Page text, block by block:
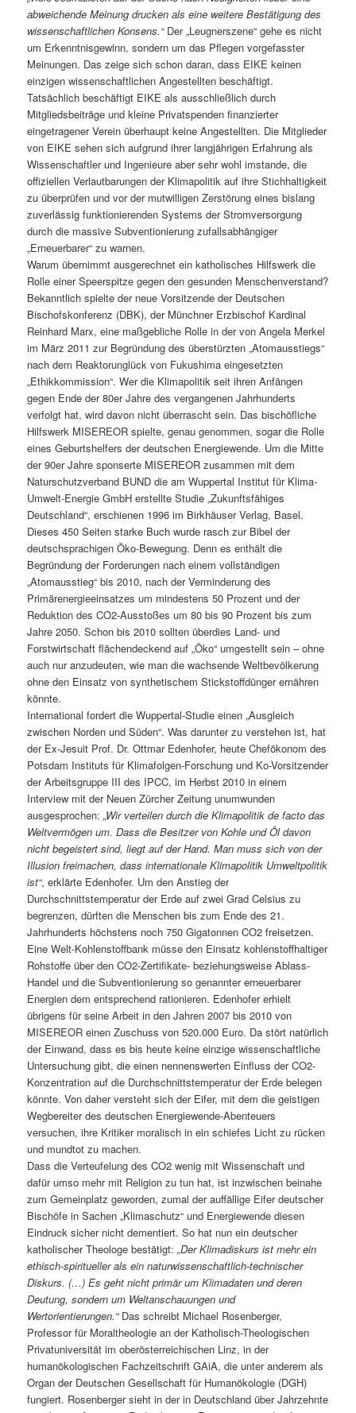
abweichende Meinung drucken als eine weitere Bestätigung des
wissenschaftlichen Konsens.“Der „Leugnerszene“ gehe es nicht
um Erkenntnisgewinn, sondern um das Pflegen vorgefasster
Meinungen. Das zeige sich schon daran, dass EIKE keinen
einzigen wissenschaftlichen Angestellten beschäftigt.
Tatsächlich beschäftigt EIKE als ausschließlich durch
Mitgliedsbeiträge und kleine Privatspenden finanzierter
eingetragener Verein überhaupt keine Angestellten. Die Mitglieder
von EIKE sehen sich aufgrund ihrer langjährigen Erfahrung als
Wissenschaftler und Ingenieure aber sehr wohl imstande, die
offiziellen Verlautbarungen der Klimapolitik auf ihre Stichhaltigkeit
zu überprüfen und vor der mutwilligen Zerstörung eines bislang
zuverlässig funktionierenden Systems der Stromversorgung
durch die massive Subventionierung zufallsabhängiger
„Erneuerbarer“ zu warnen.
Warum übernimmt ausgerechnet ein katholisches Hilfswerk die
Rolle einer Speerspitze gegen den gesunden Menschenverstand?
Bekanntlich spielte der neue Vorsitzende der Deutschen
Bischofskonferenz (DBK), der Münchner Erzbischof Kardinal
Reinhard Marx, eine maßgebliche Rolle in der von Angela Merkel
im März 2011 zur Begründung des überstürzten „Atomausstiegs“
nach dem Reaktorunglück von Fukushima eingesetzten
„Ethikkommission“. Wer die Klimapolitik seit ihren Anfängen
gegen Ende der 80er Jahre des vergangenen Jahrhunderts
verfolgt hat, wird davon nicht überrascht sein. Das bischöfliche
Hilfswerk MISEREOR spielte, genau genommen, sogar die Rolle
eines Geburtshelfers der deutschen Energiewende. Um die Mitte
der 90er Jahre sponserte MISEREOR zusammen mit dem
Naturschutzverband BUND die am Wuppertal Institut für Klima-
Umwelt-Energie GmbH erstellte Studie „Zukunftsfähiges
Deutschland“, erschienen 1996 im Birkhäuser Verlag, Basel.
Dieses 450 Seiten starke Buch wurde rasch zur Bibel der
deutschsprachigen Öko-Bewegung. Denn es enthält die
Begründung der Forderungen nach einem vollständigen
„Atomausstieg“ bis 2010, nach der Verminderung des
Primärenergieeinsatzes um mindestens 50 Prozent und der
Reduktion des CO2-Ausstoßes um 80 bis 90 Prozent bis zum
Jahre 2050. Schon bis 2010 sollten überdies Land- und
Forstwirtschaft flächendeckend auf „Öko“ umgestellt sein – ohne
auch nur anzudeuten, wie man die wachsende Weltbevölkerung
ohne den Einsatz von synthetischem Stickstoffdünger ernähren
könnte.
International fordert die Wuppertal-Studie einen „Ausgleich
zwischen Norden und Süden“. Was darunter zu verstehen ist, hat
der Ex-Jesuit Prof. Dr. Ottmar Edenhofer, heute Chefökonom des
Potsdam Instituts für Klimafolgen-Forschung und Ko-Vorsitzender
der Arbeitsgruppe III des IPCC, im Herbst 2010 in einem
Interview mit der Neuen Zürcher Zeitung unumwunden
ausgesprochen:„Wir verteilen durch die Klimapolitik de facto das
Weltvermögen um. Dass die Besitzer von Kohle und Öl davon
nicht begeistert sind, liegt auf der Hand. Man muss sich von der
Illusion freimachen, dass internationale Klimapolitik Umweltpolitik
ist“, erklärte Edenhofer. Um den Anstieg der
Durchschnittstemperatur der Erde auf zwei Grad Celsius zu
begrenzen, dürften die Menschen bis zum Ende des 21.
Jahrhunderts höchstens noch 750 Gigatonnen CO2 freisetzen.
Eine Welt-Kohlenstoffbank müsse den Einsatz kohlenstoffhaltiger
Rohstoffe über den CO2-Zertifikate- beziehungsweise Ablass-
Handel und die Subventionierung so genannter erneuerbarer
Energien dem entsprechend rationieren. Edenhofer erhielt
übrigens für seine Arbeit in den Jahren 2007 bis 2010 von
MISEREOR einen Zuschuss von 520.000 Euro. Da stört natürlich
der Einwand, dass es bis heute keine einzige wissenschaftliche
Untersuchung gibt, die einen nennenswerten Einfluss der CO2-
Konzentration auf die Durchschnittstemperatur der Erde belegen
könnte. Von daher versteht sich der Eifer, mit dem die geistigen
Wegbereiter des deutschen Energiewende-Abenteuers
versuchen, ihre Kritiker moralisch in ein schiefes Licht zu rücken
und mundtot zu machen.
Dass die Verteufelung des CO2 wenig mit Wissenschaft und
dafür umso mehr mit Religion zu tun hat, ist inzwischen beinahe
zum Gemeinplatz geworden, zumal der auffällige Eifer deutscher
Bischöfe in Sachen „Klimaschutz“ und Energiewende diesen
Eindruck sicher nicht dementiert. So hat nun ein deutscher
katholischer Theologe bestätigt:„Der Klimadiskurs ist mehr ein
ethisch-spiritueller als ein naturwissenschaftlich-technischer
Diskurs. (…) Es geht nicht primär um Klimadaten und deren
Deutung, sondern um Weltanschauungen und
Wertorientierungen.“Das schreibt Michael Rosenberger,
Professor für Moraltheologie an der Katholisch-Theologischen
Privatuniversität im oberösterreichischen Linz, in der
humanökologischen Fachzeitschrift GAiA, die unter anderem als
Organ der Deutschen Gesellschaft für Humanökologie (DGH)
fungiert. Rosenberger sieht in der in Deutschland über Jahrzehnte